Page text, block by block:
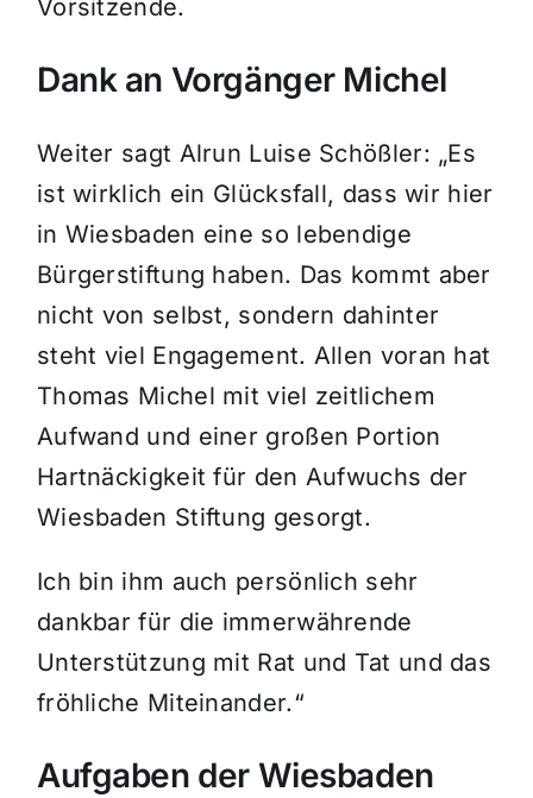
Vorsitzende.
Dank an Vorgänger Michel
Weiter sagt Alrun Luise Schößler: „Es
ist wirklich ein Glücksfall, dass wir hier
in Wiesbaden eine so lebendige
Bürgerstiftung haben. Das kommt aber
nicht von selbst, sondern dahinter
steht viel Engagement. Allen voran hat
Thomas Michel mit viel zeitlichem
Aufwand und einer großen Portion
Hartnäckigkeit für den Aufwuchs der
Wiesbaden Stiftung gesorgt.
Ich bin ihm auch persönlich sehr
dankbar für die immerwährende
Unterstützung mit Rat und Tat und das
fröhliche Miteinander.“
Aufgaben der Wiesbaden